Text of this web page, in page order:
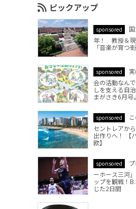
ピックアップ
sponsored
年！ 教授＆現
「音楽が育つ
sponsored
会の活動なん
しを支える自
まがさき6月号
sponsored
セントレアか
出作りへ！ 【
欧】
sponsored
ーホース三河
ップを観戦！
じた2日間